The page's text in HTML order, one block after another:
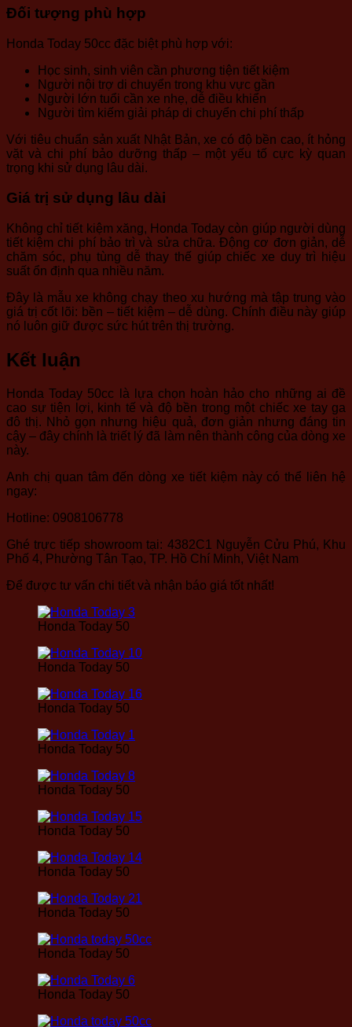
Đối tượng phù hợp
Honda Today 50cc đặc biệt phù hợp với:
Học sinh, sinh viên cần phương tiện tiết kiệm
Người nội trợ di chuyển trong khu vực gần
Người lớn tuổi cần xe nhẹ, dễ điều khiển
Người tìm kiếm giải pháp di chuyển chi phí thấp
Với tiêu chuẩn sản xuất Nhật Bản, xe có độ bền cao, ít hỏng
vặt và chi phí bảo dưỡng thấp – một yếu tố cực kỳ quan
trọng khi sử dụng lâu dài.
Giá trị sử dụng lâu dài
Không chỉ tiết kiệm xăng, Honda Today còn giúp người dùng
tiết kiệm chi phí bảo trì và sửa chữa. Động cơ đơn giản, dễ
chăm sóc, phụ tùng dễ thay thế giúp chiếc xe duy trì hiệu
suất ổn định qua nhiều năm.
Đây là mẫu xe không chạy theo xu hướng mà tập trung vào
giá trị cốt lõi: bền – tiết kiệm – dễ dùng. Chính điều này giúp
nó luôn giữ được sức hút trên thị trường.
Kết luận
Honda Today 50cc là lựa chọn hoàn hảo cho những ai đề
cao sự tiện lợi, kinh tế và độ bền trong một chiếc xe tay ga
đô thị. Nhỏ gọn nhưng hiệu quả, đơn giản nhưng đáng tin
cậy – đây chính là triết lý đã làm nên thành công của dòng xe
này.
Anh chị quan tâm đến dòng xe tiết kiệm này có thể liên hệ
ngay:
Hotline: 0908106778
Ghé trực tiếp showroom tại: 4382C1 Nguyễn Cửu Phú, Khu
Phố 4, Phường Tân Tạo, TP. Hồ Chí Minh, Việt Nam
Để được tư vấn chi tiết và nhận báo giá tốt nhất!
Honda Today 50
Honda Today 50
Honda Today 50
Honda Today 50
Honda Today 50
Honda Today 50
Honda Today 50
Honda Today 50
Honda Today 50
Honda Today 50